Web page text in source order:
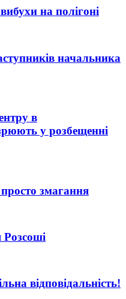
на полігоні
начальника
в
у розбещенні
змагання
відповідальність!